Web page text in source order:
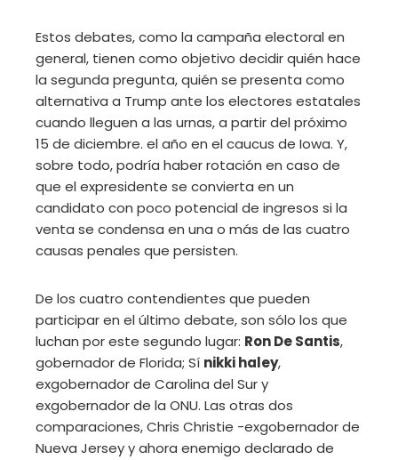
Estos debates, como la campaña electoral en
general, tienen como objetivo decidir quién hace
la segunda pregunta, quién se presenta como
alternativa a Trump ante los electores estatales
cuando lleguen a las urnas, a partir del próximo
15 de diciembre. el año en el caucus de Iowa. Y,
sobre todo, podría haber rotación en caso de
que el expresidente se convierta en un
candidato con poco potencial de ingresos si la
venta se condensa en una o más de las cuatro
causas penales que persisten.
De los cuatro contendientes que pueden
participar en el último debate, son sólo los que
luchan por este segundo lugar: Ron De Santis,
gobernador de Florida; Sí nikki haley,
exgobernador de Carolina del Sur y
exgobernador de la ONU. Las otras dos
comparaciones, Chris Christie -exgobernador de
Nueva Jersey y ahora enemigo declarado de